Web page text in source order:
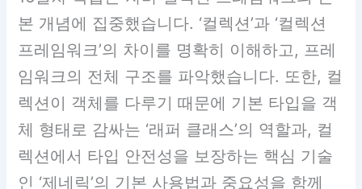
본 개념에 집중했습니다. ‘컬렉션’과 ‘컬렉션
프레임워크’의 차이를 명확히 이해하고, 프레
임워크의 전체 구조를 파악했습니다. 또한, 컬
렉션이 객체를 다루기 때문에 기본 타입을 객
체 형태로 감싸는 ‘래퍼 클래스’의 역할과, 컬
렉션에서 타입 안전성을 보장하는 핵심 기술
인 ‘제네릭’의 기본 사용법과 중요성을 함께